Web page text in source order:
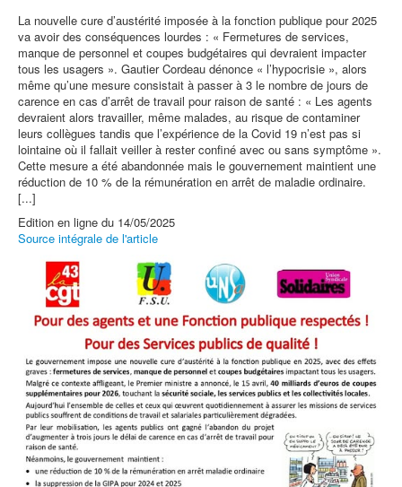
La nouvelle cure d’austérité imposée à la fonction publique pour 2025
va avoir des conséquences lourdes : « Fermetures de services,
manque de personnel et coupes budgétaires qui devraient impacter
tous les usagers ». Gautier Cordeau dénonce « l’hypocrisie », alors
même qu’une mesure consistait à passer à 3 le nombre de jours de
carence en cas d’arrêt de travail pour raison de santé : « Les agents
devraient alors travailler, même malades, au risque de contaminer
leurs collègues tandis que l’expérience de la Covid 19 n’est pas si
lointaine où il fallait veiller à rester confiné avec ou sans symptôme ».
Cette mesure a été abandonnée mais le gouvernement maintient une
réduction de 10 % de la rémunération en arrêt de maladie ordinaire.
[...]
Edition en ligne du 14/05/2025
Source intégrale de l'article